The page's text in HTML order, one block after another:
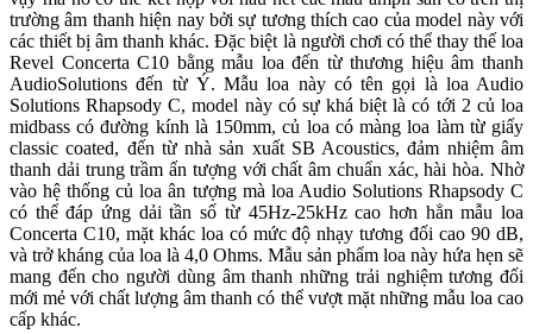
trường âm thanh hiện nay bởi sự tương thích cao của model này với
các thiết bị âm thanh khác. Đặc biệt là người chơi có thể thay thế loa
Revel Concerta C10 bằng mẫu loa đến từ thương hiệu âm thanh
AudioSolutions đến từ Ý. Mẫu loa này có tên gọi là loa Audio
Solutions Rhapsody C, model này có sự khá biệt là có tới 2 củ loa
midbass có đường kính là 150mm, củ loa có màng loa làm từ giấy
classic coated, đến từ nhà sản xuất SB Acoustics, đảm nhiệm âm
thanh dải trung trầm ấn tượng với chất âm chuẩn xác, hài hòa. Nhờ
vào hệ thống củ loa ân tượng mà loa Audio Solutions Rhapsody C
có thể đáp ứng dải tần số từ 45Hz-25kHz cao hơn hẳn mẫu loa
Concerta C10, mặt khác loa có mức độ nhạy tương đối cao 90 dB,
và trở kháng của loa là 4,0 Ohms. Mẫu sản phẩm loa này hứa hẹn sẽ
mang đến cho người dùng âm thanh những trải nghiệm tương đối
mới mẻ với chất lượng âm thanh có thể vượt mặt những mẫu loa cao
cấp khác.